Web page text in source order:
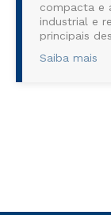
compacta e
industrial e
principais
Arquitetura e
Saiba mais